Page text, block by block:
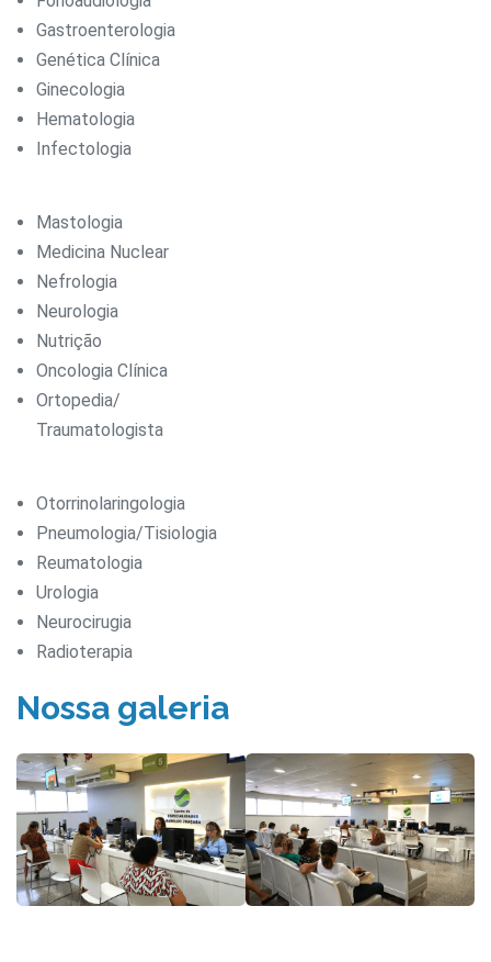
Gastroenterologia
Genética Clínica
Ginecologia
Hematologia
Infectologia
Mastologia
Medicina Nuclear
Nefrologia
Neurologia
Nutrição
Oncologia Clínica
Ortopedia/
Traumatologista
Otorrinolaringologia
Pneumologia/Tisiologia
Reumatologia
Urologia
Neurocirugia
Radioterapia
Nossa galeria